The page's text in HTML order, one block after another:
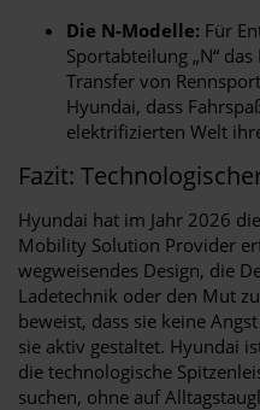
Die N-Modelle: Für
Sportabteilung „N“
Transfer von
Hyundai, dass
elektrifizierten Welt
Fazit:
Hyundai hat im Jahr 2026
Mobility Solution Provider
wegweisendes Design, die
Ladetechnik oder den Mut
beweist, dass sie keine
sie aktiv gestaltet. Hyundai
die technologische
suchen, ohne auf